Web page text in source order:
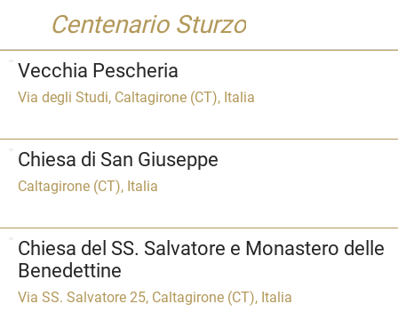
Centenario Sturzo
Vecchia Pescheria
Via degli Studi, Caltagirone (CT), Italia
Chiesa di San Giuseppe
Caltagirone (CT), Italia
Chiesa del SS. Salvatore e Monastero delle
Benedettine
Via SS. Salvatore 25, Caltagirone (CT), Italia